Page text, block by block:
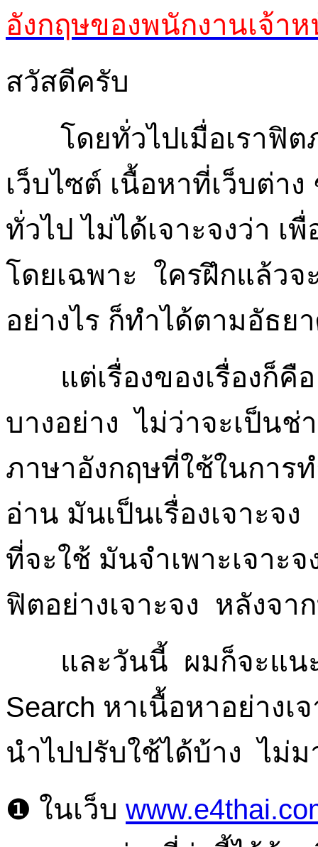
อังกฤษของพนักงานเจ้า
สวัสดีครับ
โดยทั่วไปเมื่อเราฟิต
เว็บไซต์ เนื้อหาที่เว็บต่า
ทั่วไป ไม่ได้เจาะจงว่า
โดยเฉพาะ ใครฝึกแล้ว
อย่างไร ก็ทำได้ตามอัธย
แต่เรื่องของเรื่องก็คื
บางอย่าง ไม่ว่าจะเป็นช่
ภาษาอังกฤษที่ใช้ในการ
อ่าน มันเป็นเรื่องเจาะ
ที่จะใช้ มันจำเพาะเจาะ
ฟิตอย่างเจาะจง หลังจา
และวันนี้ ผมก็จะแนะน
Search หาเนื้อหาอย่าง
นำไปปรับใช้ได้บ้าง ไม่
❶ ในเว็บ